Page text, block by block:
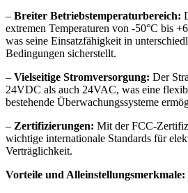
– Breiter Betriebstemperaturbereich:
extremen Temperaturen von -50°C bis
was seine Einsatzfähigkeit in
Bedingungen sicherstellt.
– Vielseitige Stromversorgung: Der
24VDC als auch 24VAC, was eine
bestehende Überwachungssysteme
– Zertifizierungen: Mit der FCC-
wichtige internationale Standards für
Verträglichkeit.
Vorteile und Alleinstellungsmerkmale: